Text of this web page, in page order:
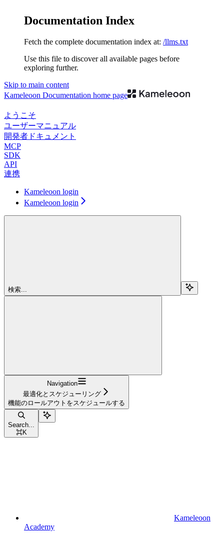
Documentation Index
Fetch the complete documentation index at: /llms.txt
Use this file to discover all available pages before
exploring further.
Skip to main content
Kameleoon Documentation home page
ようこそ
ユーザーマニュアル
開発者ドキュメント
MCP
SDK
API
連携
Kameleoon login
Kameleoon login
検索...
Navigation
最適化とスケジューリング
機能のロールアウトをスケジュールする
Search...
⌘K
Kameleoon
Academy